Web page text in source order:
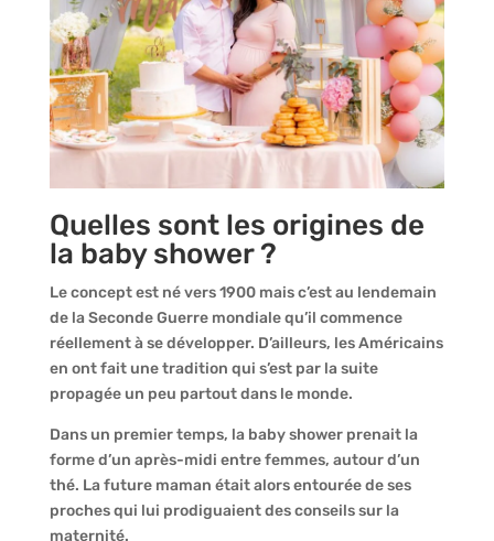
Quelles sont les origines de
la baby shower ?
Le concept est né vers 1900 mais c’est au lendemain
de la Seconde Guerre mondiale qu’il commence
réellement à se développer. D’ailleurs, les Américains
en ont fait une tradition qui s’est par la suite
propagée un peu partout dans le monde.
Dans un premier temps, la baby shower prenait la
forme d’un après-midi entre femmes, autour d’un
thé. La future maman était alors entourée de ses
proches qui lui prodiguaient des conseils sur la
maternité.